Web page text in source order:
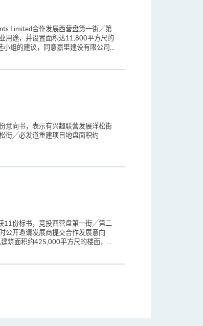
Limited合作发展西营盘第一街╱第
用途，并设置面积达11,800平方尺的
组的建议，同意嘉里建设有限公司...
意向书，表示有兴趣联营发展洋松街
街╱必发道重建项目地盘面积约
11份标书，竞投西营盘第一街╱第二
公开邀请发展商提交合作发展意向
筑面积约425,000平方尺的楼面，...